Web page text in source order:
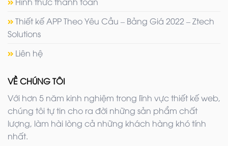
Thiết kế APP Theo Yêu Cầu – Bảng Giá 2022 – Ztech
Solutions
Liên hệ
VỀ CHÚNG TÔI
Với hơn 5 năm kinh nghiệm trong lĩnh vực thiết kế web,
chúng tôi tự tin cho ra đời những sản phẩm chất
lượng, làm hài lòng cả những khách hàng khó tính
nhất.